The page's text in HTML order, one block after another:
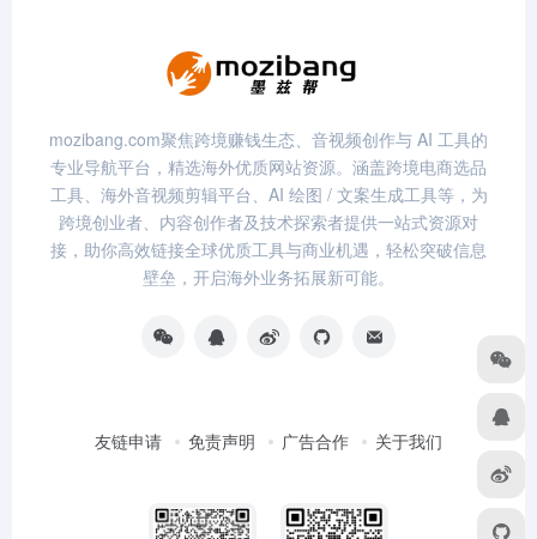
mozibang.com聚焦跨境赚钱生态、音视频创作与 AI 工具的
专业导航平台，精选海外优质网站资源。涵盖跨境电商选品
工具、海外音视频剪辑平台、AI 绘图 / 文案生成工具等，为
跨境创业者、内容创作者及技术探索者提供一站式资源对
接，助你高效链接全球优质工具与商业机遇，轻松突破信息
壁垒，开启海外业务拓展新可能。
友链申请 免责声明 广告合作 关于我们